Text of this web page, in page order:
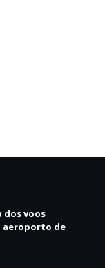
dos voos
aeroporto de